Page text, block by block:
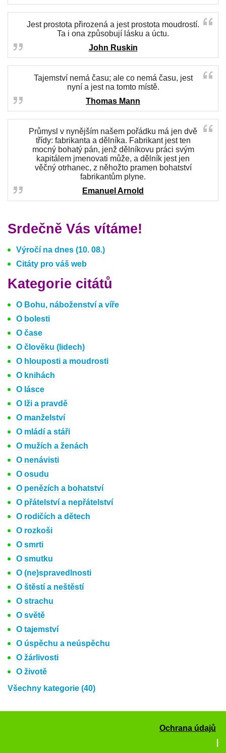
Jest prostota přirozená a jest prostota moudrostí.
Ta i ona způsobují lásku a úctu.
John Ruskin
Tajemství nemá času; ale co nemá času, jest
nyní a jest na tomto místě.
Thomas Mann
Průmysl v nynějším našem pořádku má jen dvě
třídy: fabrikanta a dělníka. Fabrikant jest ten
mocný bohatý pán, jenž dělníkovu práci svým
kapitálem jmenovati může, a dělník jest jen
věčný otrhanec, z něhožto pramen bohatství
fabrikantům plyne.
Emanuel Arnold
Srdečně Vás vítáme!
Výročí na dnes (10. 08.)
Citáty pro váš web
Kategorie citátů
O Bohu, náboženství a víře
O bolesti
O čase
O člověku (lidech)
O hlouposti a moudrosti
O knihách
O lásce
O lži a pravdě
O manželství
O mládí a stáři
O mužích a ženách
O nenávisti
O osudu
O penězích a bohatství
O přátelství a nepřátelství
O rodičích a dětech
O rozkoši
O smrti
O smutku
O (ne)spravedlnosti
O štěstí a neštěstí
O strachu
O světě
O tajemství
O úspěchu a neúspěchu
O žárlivosti
O životě
Všechny kategorie (40)
Ochrana údajů